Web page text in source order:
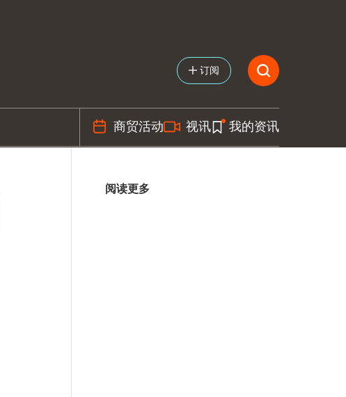
订阅
商贸活动 视讯 我的资讯
阅读更多